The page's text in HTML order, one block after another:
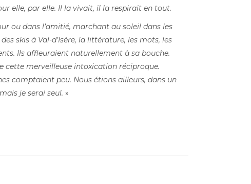
elle, par elle. Il la vivait, il la respirait en tout.
ou dans l’amitié, marchant au soleil dans les
skis à Val-d’Isère, la littérature, les mots, les
Ils affleuraient naturellement à sa bouche.
cette merveilleuse intoxication réciproque.
comptaient peu. Nous étions ailleurs, dans un
je serai seul. »